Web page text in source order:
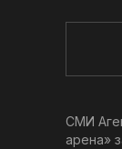
СМИ
арена»